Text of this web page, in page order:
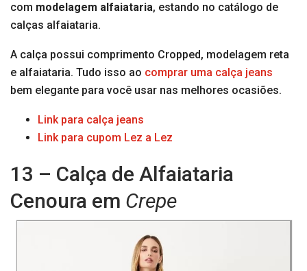
com modelagem alfaiataria, estando no catálogo de
calças alfaiataria.
A calça possui comprimento Cropped, modelagem reta
e alfaiataria. Tudo isso ao comprar uma calça jeans
bem elegante para você usar nas melhores ocasiões.
Link para calça jeans
Link para cupom Lez a Lez
13 – Calça de Alfaiataria
Cenoura em Crepe